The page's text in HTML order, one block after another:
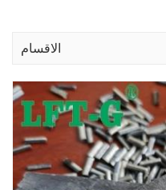
الاقسام